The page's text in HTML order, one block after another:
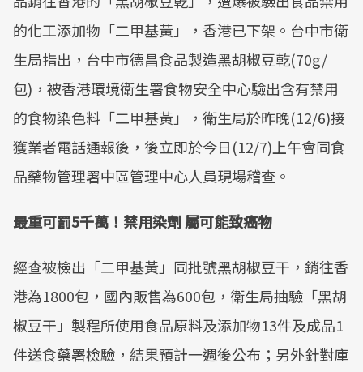
的化工添加物「二甲基黃」，香港已下架。台中市衛
生局指出，台中市德昌食品製造黑胡椒豆乾(70g/
包)，被香港環境衛生署食物安全中心驗出含有禁用
的食物染色料「二甲基黃」，衛生局於昨晚(12/6)接
獲業者電話通報後，後立即於今日(12/7)上午會同食
品藥物管理署中區管理中心人員現場稽查。
最重可罰5千萬！禁用染劑 屬可能致癌物
經查被檢出「二甲基黃」同批號黑胡椒豆干，銷往香
港為1800包，國內販售為600包，衛生局抽驗「黑胡
椒豆干」製程所使用食品原料及添加物13件及成品1
件送食藥署檢驗，結果預計一週後公布；另外針對庫